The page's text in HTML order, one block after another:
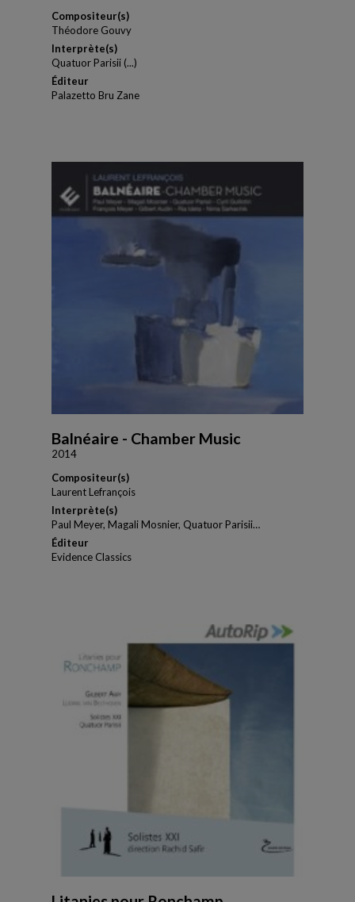
Compositeur(s)
Théodore Gouvy
Interprète(s)
Quatuor Parisii (...)
Éditeur
Palazetto Bru Zane
Balnéaire - Chamber Music
2014
Compositeur(s)
Laurent Lefrançois
Interprète(s)
Paul Meyer, Magali Mosnier, Quatuor Parisii…
Éditeur
Evidence Classics